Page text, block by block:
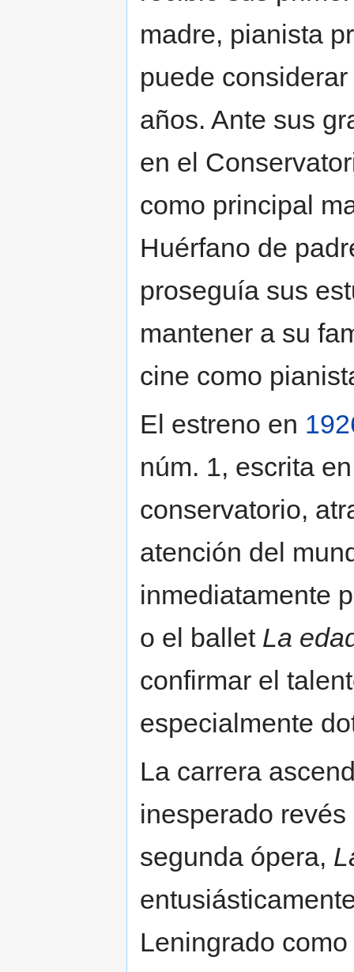
madre, pianista
puede
años. Ante sus
en el
como principal
Huérfano de
proseguía sus
mantener a su
cine como
El estreno en
núm. 1, escrita
conservatorio,
atención del
inmediatamente
o el ballet La
confirmar el
especialmente
La carrera
inesperado
segunda ópera,
Leningrado